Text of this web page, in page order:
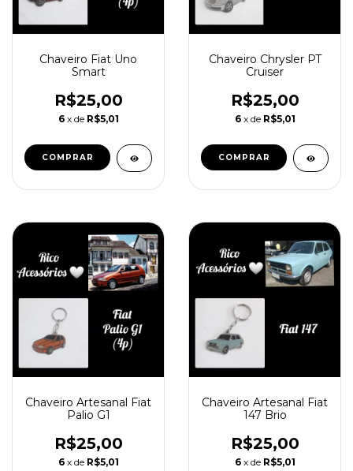
Chaveiro Fiat Uno
Smart
R$25,00
6 x de R$5,01
Chaveiro Chrysler PT
Cruiser
R$25,00
6 x de R$5,01
Chaveiro Artesanal Fiat
Palio G1
R$25,00
6 x de R$5,01
Chaveiro Artesanal Fiat
147 Brio
R$25,00
6 x de R$5,01